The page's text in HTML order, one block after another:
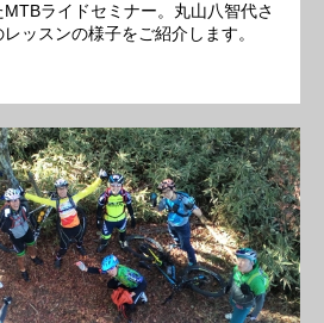
MTBライドセミナー。丸山八智代さ
ッスンの様子をご紹介します。